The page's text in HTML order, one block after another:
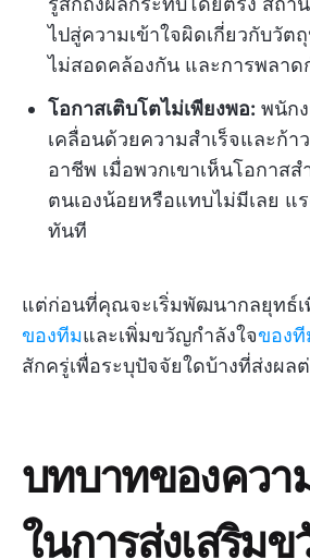
ไปสู่ความเข้าใจผิดเกี่ยวกับวัต
ไม่สอดคล้องกัน และการพลาด
โอกาสเติบโตไม่เพียงพอ: พนัก
เคลื่อนด้วยความสำเร็จและก้า
อาชีพ เมื่อพวกเขาเห็นโอกาส
ตนเองน้อยหรือแทบไม่มีเลย แ
ทันที
แต่ก่อนที่คุณจะเริ่มพัฒนากลยุทธ์เ
ของทีมและเพิ่มขวัญกำลังใจของที
สักครู่เพื่อระบุปัจจัยใดบ้างที่ส่งผ
บทบาทของควา
ในการส่งเสริม